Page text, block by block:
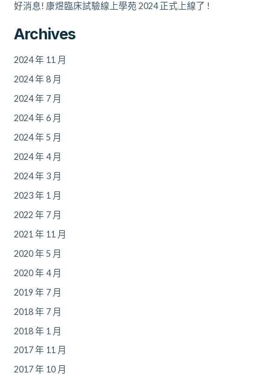
好消息! 康煜臨床試驗線上學苑 2024 正式上線了 !
Archives
2024 年 11 月
2024 年 8 月
2024 年 7 月
2024 年 6 月
2024 年 5 月
2024 年 4 月
2024 年 3 月
2023 年 1 月
2022 年 7 月
2021 年 11 月
2020 年 5 月
2020 年 4 月
2019 年 7 月
2018 年 7 月
2018 年 1 月
2017 年 11 月
2017 年 10 月